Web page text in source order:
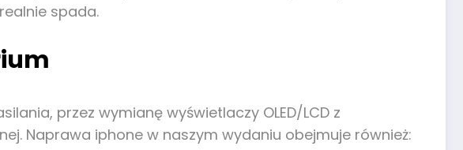
spada.
przez wymianę wyświetlaczy OLED/LCD z
Naprawa iphone w naszym wydaniu obejmuje również: